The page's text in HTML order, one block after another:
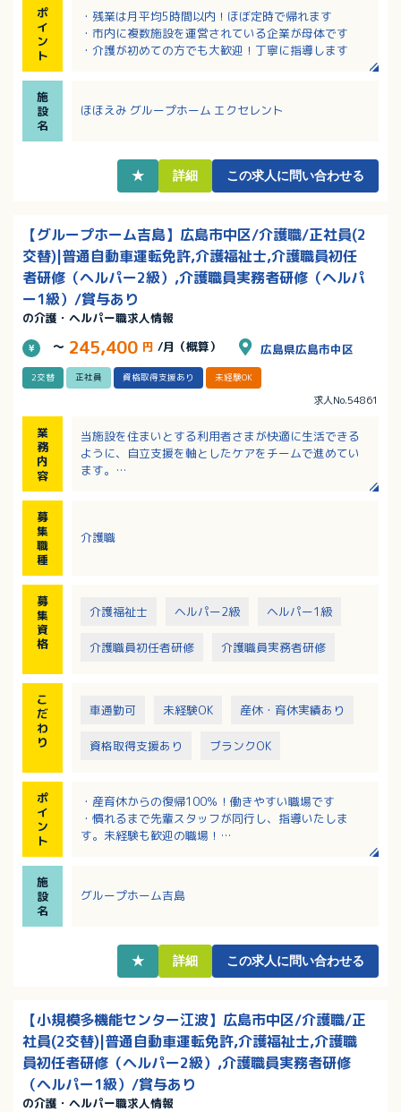
ポ
イ
ン
ト
・残業は月平均5時間以内！ほぼ定時で帰れます
・市内に複数施設を運営されている企業が母体です
・介護が初めての方でも大歓迎！丁寧に指導します
施
設
名
ほほえみ グループホーム エクセレント
★ 詳細 この求人に問い合わせる
【グループホーム吉島】広島市中区/介護職/正社員(2
交替)|普通自動車運転免許,介護福祉士,介護職員初任
者研修（ヘルパー2級）,介護職員実務者研修（ヘルパ
ー1級）/賞与あり
の介護・ヘルパー職求人情報
～ 245,400 円 /月（概算） 広島県広島市中区
2交替 正社員 資格取得支援あり 未経験OK
求人No.54861
業
務
内
容
当施設を住まいとする利用者さまが快適に生活できる
ように、自立支援を軸としたケアをチームで進めてい
ます。
・チームケアカンファレンスへの参加
募
集
職
種
介護職
募
集
資
格
介護福祉士 ヘルパー2級 ヘルパー1級
介護職員初任者研修 介護職員実務者研修
こ
だ
わ
り
車通勤可 未経験OK 産休・育休実績あり
資格取得支援あり ブランクOK
ポ
イ
ン
ト
・産育休からの復帰100％！働きやすい職場です
・慣れるまで先輩スタッフが同行し、指導いたしま
す。未経験も歓迎の職場！
・調理業務はありません！
施
設
名
グループホーム吉島
★ 詳細 この求人に問い合わせる
【小規模多機能センター江波】広島市中区/介護職/正
社員(2交替)|普通自動車運転免許,介護福祉士,介護職
員初任者研修（ヘルパー2級）,介護職員実務者研修
（ヘルパー1級）/賞与あり
の介護・ヘルパー職求人情報